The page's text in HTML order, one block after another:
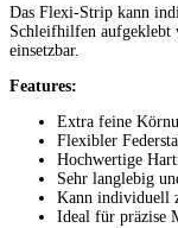
Das Flexi-Strip kann
Schleifhilfen aufgeklebt
einsetzbar.
Features:
Extra feine
Flexibler
Hochwertige
Sehr langlebig
Kann individuell
Ideal für präzise